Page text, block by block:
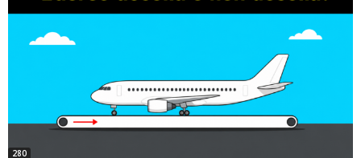
280